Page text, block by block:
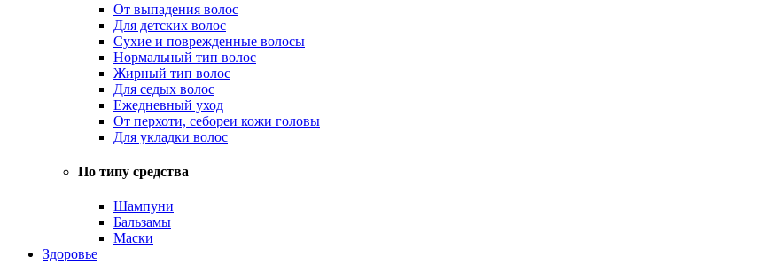
От выпадения волос
Для детских волос
Сухие и поврежденные волосы
Нормальный тип волос
Жирный тип волос
Для седых волос
Ежедневный уход
От перхоти, себореи кожи головы
Для укладки волос
По типу средства
Шампуни
Бальзамы
Маски
Здоровье